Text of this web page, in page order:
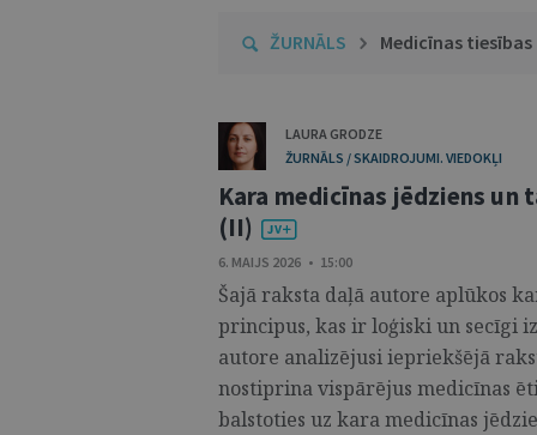
ŽURNĀLS Medicīnas tiesības
LAURA GRODZE
ŽURNĀLS / SKAIDROJUMI. VIEDOKĻI
Kara medicīnas jēdziens
(II)
6. MAIJS 2026 • 15:00
Šajā raksta daļā autore aplūkos
principus, kas ir loģiski un secīgi
autore analizējusi iepriekšējā
nostiprina vispārējus medicīnas
balstoties uz kara medicīnas